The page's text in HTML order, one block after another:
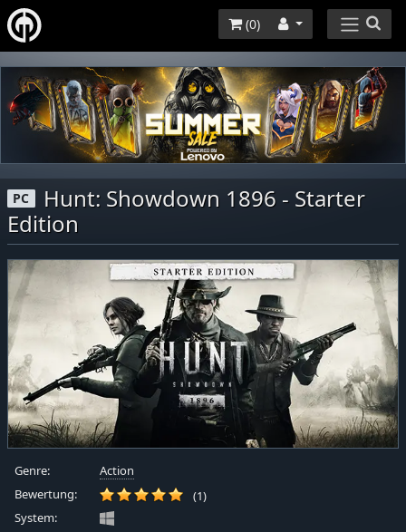
(0)
PC
Hunt: Showdown 1896 - Starter
Edition
Genre:
Action
Bewertung:
(1)
System: